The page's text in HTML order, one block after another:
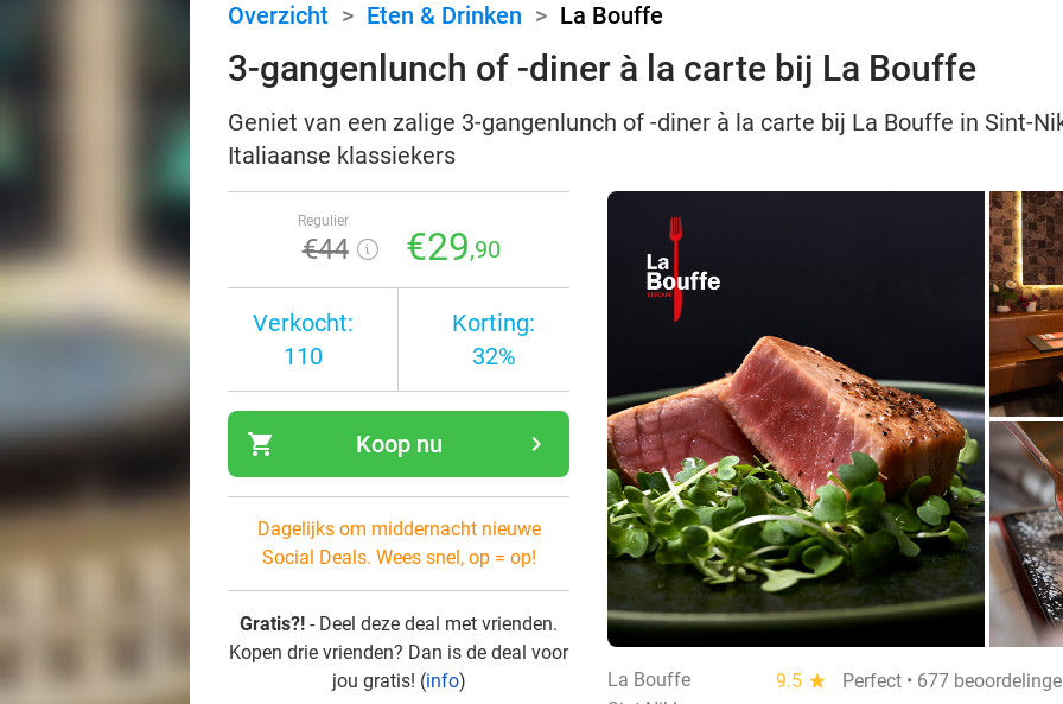
Overzicht > Eten & Drinken > La Bouffe
3-gangenlunch of -diner à la carte bij La Bouffe
Geniet van een zalige 3-gangenlunch of -diner à la carte bij La Bouffe in Sint-
Italiaanse klassiekers
Regulier
€44 €29,90
Verkocht:
110
Korting:
32%
shopping_cart navigate_next
Koop nu
Dagelijks om middernacht nieuwe
Social Deals. Wees snel, op = op!
Gratis?! - Deel deze deal met vrienden.
Kopen drie vrienden? Dan is de deal voor
jou gratis! (info) La Bouffe 9.5 star
Perfect • 677